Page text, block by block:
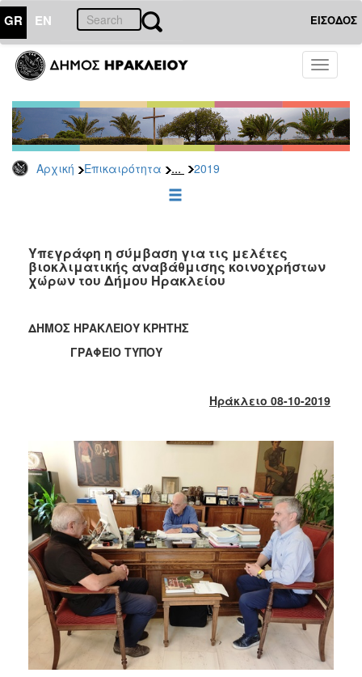
GR EN ΕΙΣΟΔΟΣ
Toggle
Αρχική Επικαιρότητα ... 2019
ΕΠΙΚΑΙΡΟΤΗΤΑ
Τύπου
Αρχείο
2026
2025
2022
2021
2019
2018
2013
2012
2011
2010
2006
ΔΗΜΟΤΗΣ
ΕΠΙΣΚΕΠΤΗΣ
Υπεγράφη η σύμβαση για τις μελέτες
βιοκλιματικής αναβάθμισης κοινοχρήστων
χώρων του Δήμου Ηρακλείου
ΔΗΜΟΣ ΗΡΑΚΛΕΙΟΥ ΚΡΗΤΗΣ
ΓΡΑΦΕΙΟ ΤΥΠΟΥ
Ηράκλειο 08-10-2019